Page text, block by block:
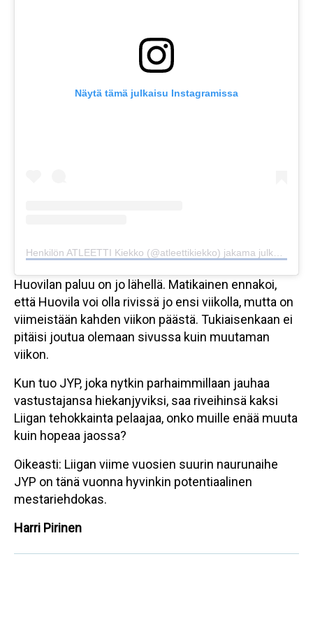
Näytä tämä julkaisu Instagramissa
Huovilan paluu on jo lähellä. Matikainen ennakoi,
että Huovila voi olla rivissä jo ensi viikolla, mutta on
viimeistään kahden viikon päästä. Tukiaisenkaan ei
pitäisi joutua olemaan sivussa kuin muutaman
viikon.
Kun tuo JYP, joka nytkin parhaimmillaan jauhaa
vastustajansa hiekanjyviksi, saa riveihinsä kaksi
Liigan tehokkainta pelaajaa, onko muille enää muuta
kuin hopeaa jaossa?
Oikeasti: Liigan viime vuosien suurin naurunaihe
JYP on tänä vuonna hyvinkin potentiaalinen
mestariehdokas.
Harri Pirinen